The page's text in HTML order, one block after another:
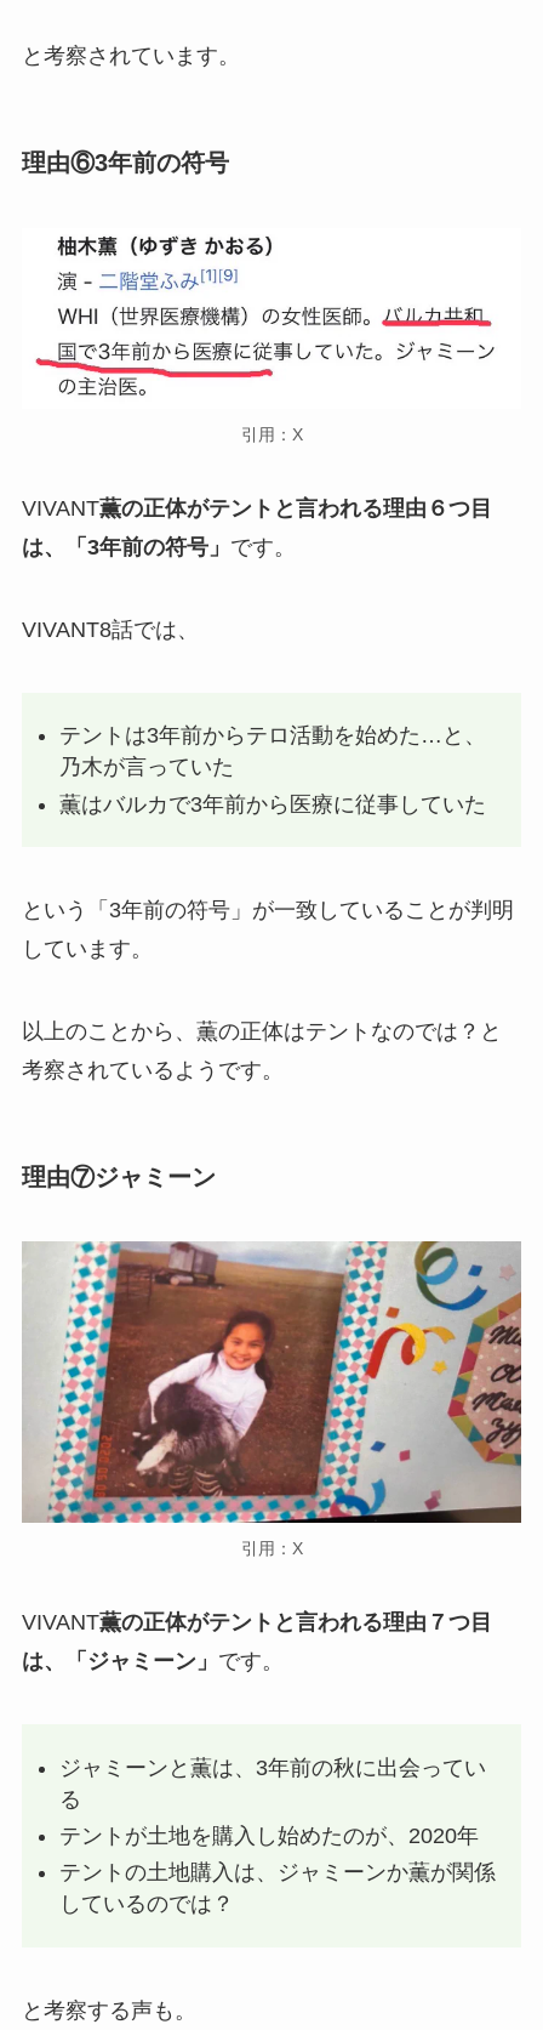
と考察されています。
理由⑥3年前の符号
引用：X
VIVANT薫の正体がテントと言われる理由６つ目
は、「3年前の符号」 です。
VIVANT8話では、
テントは3年前からテロ活動を始めた…と、
乃木が言っていた
薫はバルカで3年前から医療に従事していた
という「3年前の符号」が一致していることが判明
しています。
以上のことから、薫の正体はテントなのでは？と
考察されているようです。
理由⑦ジャミーン
引用：X
VIVANT薫の正体がテントと言われる理由７つ目
は、「ジャミーン」 です。
ジャミーンと薫は、3年前の秋に出会ってい
る
テントが土地を購入し始めたのが、2020年
テントの土地購入は、ジャミーンか薫が関係
しているのでは？
と考察する声も。